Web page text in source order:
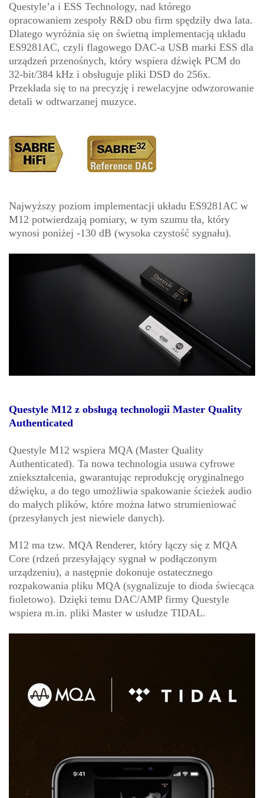
Questyle’a i ESS Technology, nad którego
opracowaniem zespoły R&D obu firm spędziły dwa lata.
Dlatego wyróżnia się on świetną implementacją układu
ES9281AC, czyli flagowego DAC-a USB marki ESS dla
urządzeń przenośnych, który wspiera dźwięk PCM do
32-bit/384 kHz i obsługuje pliki DSD do 256x.
Przekłada się to na precyzję i rewelacyjne odwzorowanie
detali w odtwarzanej muzyce.
Najwyższy poziom implementacji układu ES9281AC w
M12 potwierdzają pomiary, w tym szumu tła, który
wynosi poniżej -130 dB (wysoka czystość sygnału).
Questyle M12 z obsługą technologii Master Quality
Authenticated
Questyle M12 wspiera MQA (Master Quality
Authenticated). Ta nowa technologia usuwa cyfrowe
zniekształcenia, gwarantując reprodukcję oryginalnego
dźwięku, a do tego umożliwia spakowanie ścieżek audio
do małych plików, które można łatwo strumieniować
(przesyłanych jest niewiele danych).
M12 ma tzw. MQA Renderer, który łączy się z MQA
Core (rdzeń przesyłający sygnał w podłączonym
urządzeniu), a następnie dokonuje ostatecznego
rozpakowania pliku MQA (sygnalizuje to dioda świecąca
fioletowo). Dzięki temu DAC/AMP firmy Questyle
wspiera m.in. pliki Master w usłudze TIDAL.